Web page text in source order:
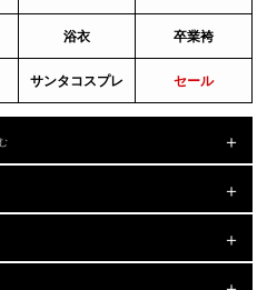
浴衣 卒業袴
サンタコスプレ セール